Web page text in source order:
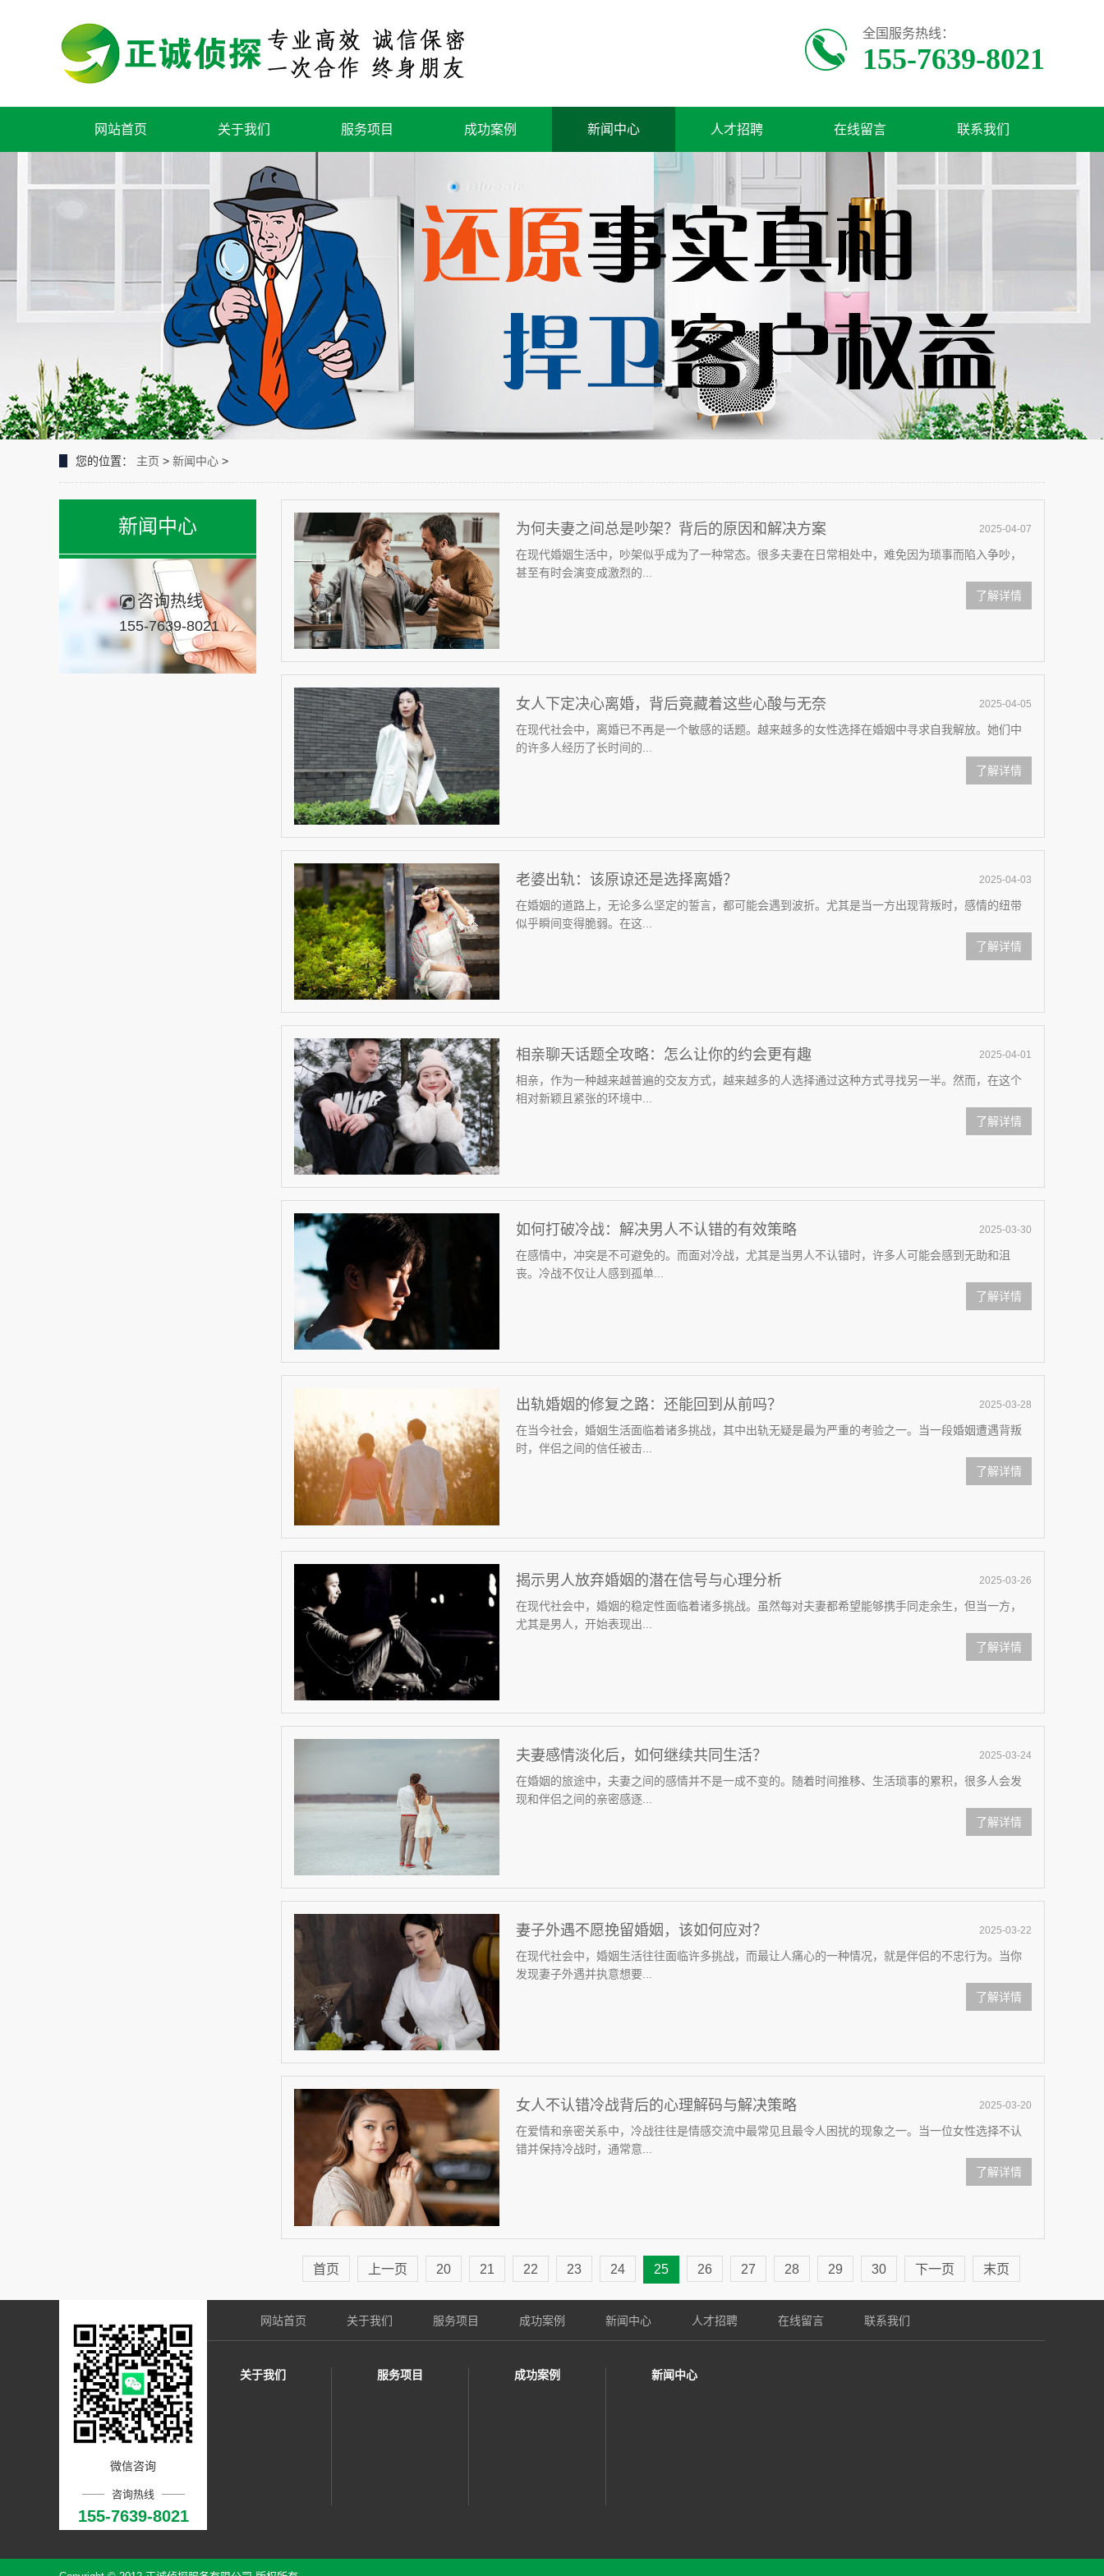
全国服务热线：
155-7639-8021
网站首页 关于我们 服务项目 成功案例 新闻中心 人才招聘 在线留言 联系我们
您的位置： 主页 > 新闻中心 >
新闻中心
咨询热线
155-7639-8021
2025-04-07
为何夫妻之间总是吵架？背后的原因和解决方案
在现代婚姻生活中，吵架似乎成为了一种常态。很多夫妻在日常相处中，难免因为琐事而陷入争吵，
甚至有时会演变成激烈的...
了解详情
2025-04-05
女人下定决心离婚，背后竟藏着这些心酸与无奈
在现代社会中，离婚已不再是一个敏感的话题。越来越多的女性选择在婚姻中寻求自我解放。她们中
的许多人经历了长时间的...
了解详情
2025-04-03
老婆出轨：该原谅还是选择离婚？
在婚姻的道路上，无论多么坚定的誓言，都可能会遇到波折。尤其是当一方出现背叛时，感情的纽带
似乎瞬间变得脆弱。在这...
了解详情
2025-04-01
相亲聊天话题全攻略：怎么让你的约会更有趣
相亲，作为一种越来越普遍的交友方式，越来越多的人选择通过这种方式寻找另一半。然而，在这个
相对新颖且紧张的环境中...
了解详情
2025-03-30
如何打破冷战：解决男人不认错的有效策略
在感情中，冲突是不可避免的。而面对冷战，尤其是当男人不认错时，许多人可能会感到无助和沮
丧。冷战不仅让人感到孤单...
了解详情
2025-03-28
出轨婚姻的修复之路：还能回到从前吗？
在当今社会，婚姻生活面临着诸多挑战，其中出轨无疑是最为严重的考验之一。当一段婚姻遭遇背叛
时，伴侣之间的信任被击...
了解详情
2025-03-26
揭示男人放弃婚姻的潜在信号与心理分析
在现代社会中，婚姻的稳定性面临着诸多挑战。虽然每对夫妻都希望能够携手同走余生，但当一方，
尤其是男人，开始表现出...
了解详情
2025-03-24
夫妻感情淡化后，如何继续共同生活？
在婚姻的旅途中，夫妻之间的感情并不是一成不变的。随着时间推移、生活琐事的累积，很多人会发
现和伴侣之间的亲密感逐...
了解详情
2025-03-22
妻子外遇不愿挽留婚姻，该如何应对？
在现代社会中，婚姻生活往往面临许多挑战，而最让人痛心的一种情况，就是伴侣的不忠行为。当你
发现妻子外遇并执意想要...
了解详情
2025-03-20
女人不认错冷战背后的心理解码与解决策略
在爱情和亲密关系中，冷战往往是情感交流中最常见且最令人困扰的现象之一。当一位女性选择不认
错并保持冷战时，通常意...
了解详情
首页 上一页 20 21 22 23 24 25 26 27 28 29 30 下一页 末页
微信咨询
咨询热线
155-7639-8021
网站首页 关于我们 服务项目 成功案例 新闻中心 人才招聘 在线留言 联系我们
关于我们 服务项目 成功案例 新闻中心